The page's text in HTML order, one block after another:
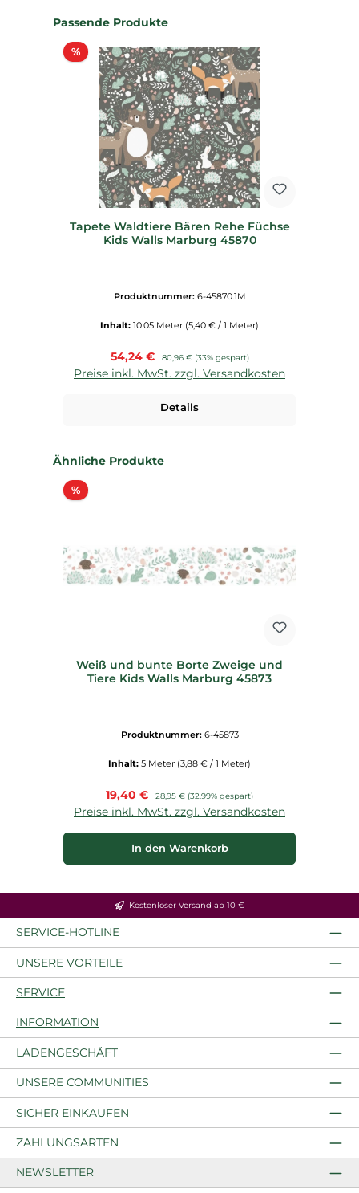
Produktgalerie überspringen
Passende Produkte
%Rabatt
Tapete Waldtiere Bären Rehe Füchse
Kids Walls Marburg 45870
Produktnummer: 6-45870.1M
Inhalt: 10.05 Meter (5,40 € / 1 Meter)
Verkaufspreis:
54,24 € Regulärer Preis:
80,96 € (33% gespart)
Preise inkl. MwSt. zzgl. Versandkosten
Details
Produktgalerie überspringen
Ähnliche Produkte
%Rabatt
Weiß und bunte Borte Zweige und
Tiere Kids Walls Marburg 45873
Produktnummer: 6-45873
Inhalt: 5 Meter (3,88 € / 1 Meter)
Verkaufspreis:
19,40 € Regulärer Preis:
28,95 € (32.99% gespart)
Preise inkl. MwSt. zzgl. Versandkosten
In den Warenkorb
Kostenloser Versand ab 10 €
SERVICE-HOTLINE
UNSERE VORTEILE
SERVICE
INFORMATION
LADENGESCHÄFT
UNSERE COMMUNITIES
SICHER EINKAUFEN
ZAHLUNGSARTEN
NEWSLETTER